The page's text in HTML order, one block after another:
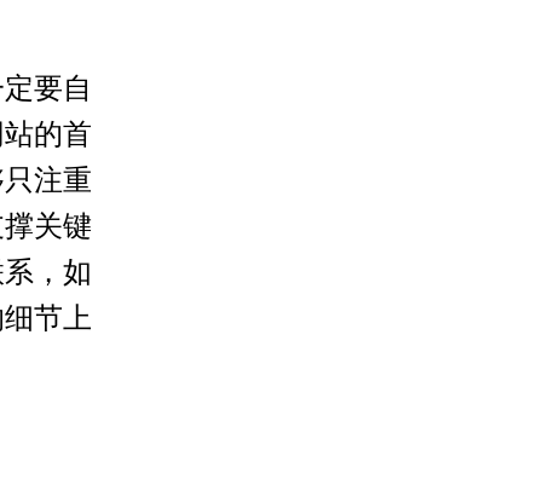
要自
的首
注重
关键
，如
节上